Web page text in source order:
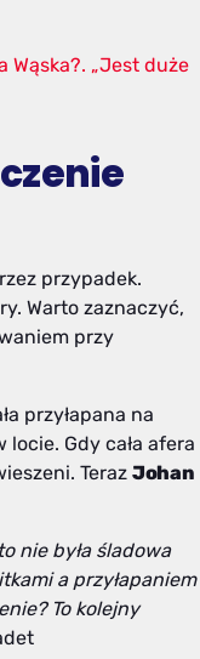
Wąska?. „Jest duże
przypadek.
Warto zaznaczyć,
przy
przyłapana na
Gdy cała afera
Teraz Johan
nie była śladowa
a przyłapaniem
To kolejny